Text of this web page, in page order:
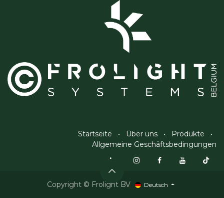
Startseite • Über uns • Produkte
•
Allgemeine Geschäftsbedingungen
Copyright © Frolight BV Deutsch